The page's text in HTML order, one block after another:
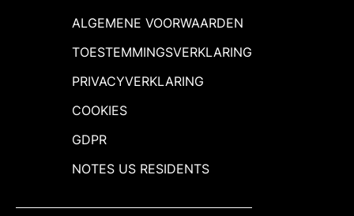
ALGEMENE VOORWAARDEN
TOESTEMMINGSVERKLARING
PRIVACYVERKLARING
COOKIES
GDPR
NOTES US RESIDENTS